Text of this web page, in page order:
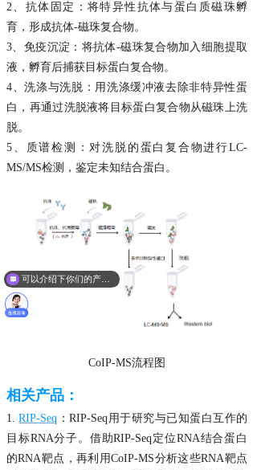
2、抗体固定：将特异性抗体与蛋白质磁珠孵
育，形成抗体-磁珠复合物。
3、免疫沉淀：将抗体-磁珠复合物加入细胞提取
液，孵育后捕获目标蛋白复合物。
4、洗涤与洗脱：用洗涤缓冲液去除非特异性蛋
白，再通过洗脱液将目标蛋白复合物从磁珠上洗
脱。
5、质谱检测：对洗脱的蛋白复合物进行LC-
MS/MS检测，鉴定未知结合蛋白。
CoIP-MS流程图
相关产品：
1.RIP-Seq ：RIP-Seq用于研究与已知蛋白互作的
目标RNA分子。借助RIP-Seq定位RNA结合蛋白
的RNA靶点，再利用CoIP-MS分析这些RNA靶点
可以介绍下你们的产品么？